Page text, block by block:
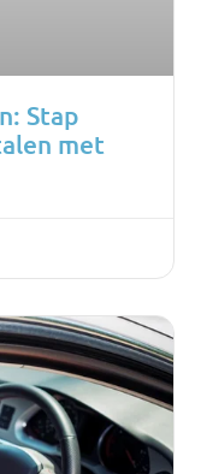
Stap
met